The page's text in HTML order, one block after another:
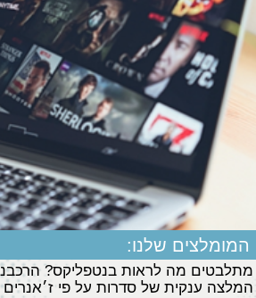
המומלצים שלנו:
מתלבטים מה לראות בנטפליקס?
המלצה ענקית של סדרות על פי